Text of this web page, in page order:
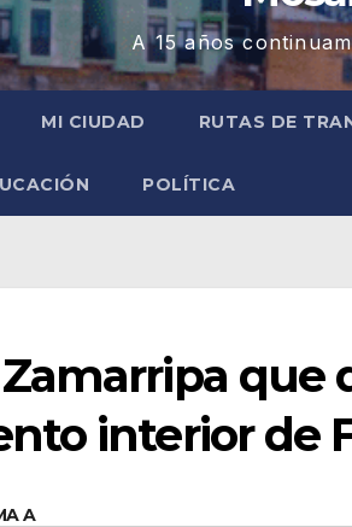
A 15 años
MI CIUDAD RUTAS DE
POLÍTICA
que
interior de
A